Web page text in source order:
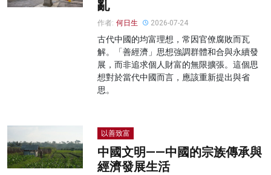
亂
作者: 何日生 2026-07-24
古代中國的均富理想，常因官僚腐敗而瓦
解。「善經濟」思想強調群體和合與永續發
展，而非追求個人財富的無限擴張。這個思
想對於當代中國而言，應該重新提出與省
思。
以善致富
中國文明——中國的宗族傳承與
經濟發展生活